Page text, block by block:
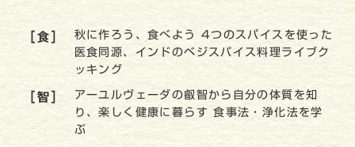
［食］
秋に作ろう、食べよう 4つのスパイスを使った
医食同源、インドのベジスパイス料理ライブク
ッキング
［智］
アーユルヴェーダの叡智から自分の体質を知
り、楽しく健康に暮らす 食事法・浄化法を学
ぶ